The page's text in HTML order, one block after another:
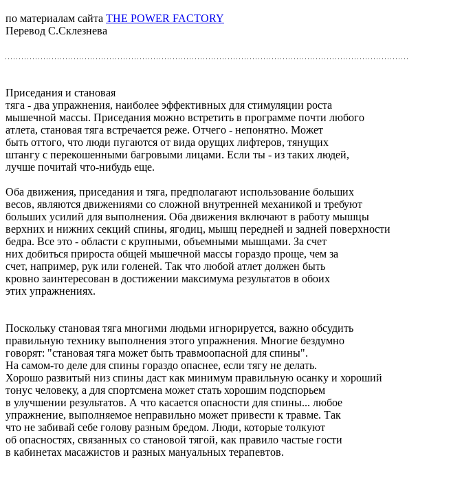
по материалам сайта THE POWER FACTORY
Перевод С.Склезнева
Приседания и становая
тяга - два упражнения, наиболее эффективных для стимуляции роста
мышечной массы. Приседания можно встретить в программе почти любого
атлета, становая тяга встречается реже. Отчего - непонятно. Может
быть оттого, что люди пугаются от вида орущих лифтеров, тянущих
штангу с перекошенными багровыми лицами. Если ты - из таких людей,
лучше почитай что-нибудь еще.
Оба движения, приседания и тяга, предполагают использование больших
весов, являются движениями со сложной внутренней механикой и требуют
больших усилий для выполнения. Оба движения включают в работу мышцы
верхних и нижних секций спины, ягодиц, мышц передней и задней поверхности
бедра. Все это - области с крупными, объемными мышцами. За счет
них добиться прироста общей мышечной массы гораздо проще, чем за
счет, например, рук или голеней. Так что любой атлет должен быть
кровно заинтересован в достижении максимума результатов в обоих
этих упражнениях.
Поскольку становая тяга многими людьми игнорируется, важно обсудить
правильную технику выполнения этого упражнения. Многие бездумно
говорят: "становая тяга может быть травмоопасной для спины".
На самом-то деле для спины гораздо опаснее, если тягу не делать.
Хорошо развитый низ спины даст как минимум правильную осанку и хороший
тонус человеку, а для спортсмена может стать хорошим подспорьем
в улучшении результатов. А что касается опасности для спины... любое
упражнение, выполняемое неправильно может привести к травме. Так
что не забивай себе голову разным бредом. Люди, которые толкуют
об опасностях, связанных со становой тягой, как правило частые гости
в кабинетах масажистов и разных мануальных терапевтов.